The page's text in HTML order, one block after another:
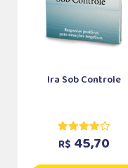
Ira Sob Controle
R$ 45,70